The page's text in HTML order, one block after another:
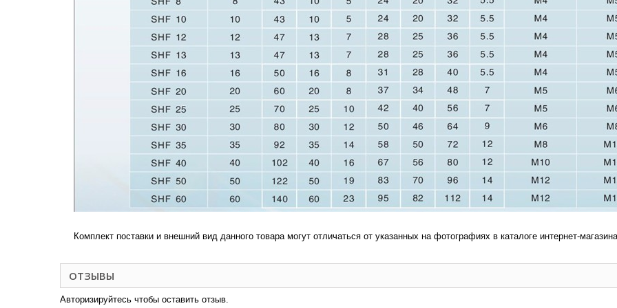
Комплект поставки и внешний вид данного товара могут отличаться от указанных на фотографиях в каталоге интернет-
ОТЗЫВЫ
Авторизируйтесь чтобы оставить отзыв.